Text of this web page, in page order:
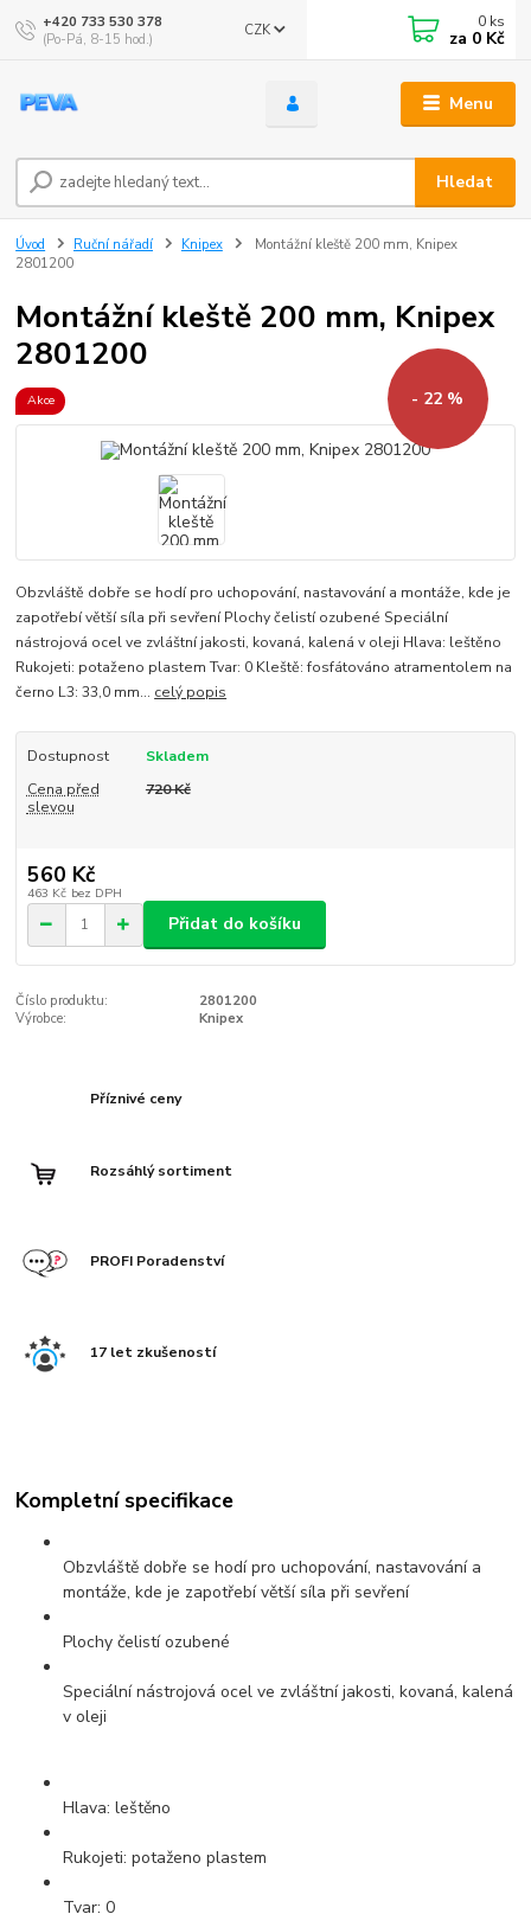
Menu
CZK
Hledat
+420 733 530 378
(Po-Pá, 8-15 hod.)
0 ks
za 0 Kč
Úvod Ruční nářadí Knipex
Montážní kleště 200 mm, Knipex
2801200
Montážní kleště 200 mm, Knipex
2801200
Akce - 22 %
Obzvláště dobře se hodí pro uchopování, nastavování a montáže, kde je
zapotřebí větší síla při sevření Plochy čelistí ozubené Speciální
nástrojová ocel ve zvláštní jakosti, kovaná, kalená v oleji Hlava: leštěno
Rukojeti: potaženo plastem Tvar: 0 Kleště: fosfátováno atramentolem na
černo L3: 33,0 mm... celý popis
Dostupnost
Skladem
Cena před
slevou
720 Kč
560 Kč
463 Kč bez DPH
Přidat do košíku
Číslo produktu:
2801200
Výrobce:
Knipex
Příznivé ceny
Rozsáhlý sortiment
PROFI Poradenství
17 let zkušeností
Kompletní specifikace
Obzvláště dobře se hodí pro uchopování, nastavování a
montáže, kde je zapotřebí větší síla při sevření
Plochy čelistí ozubené
Speciální nástrojová ocel ve zvláštní jakosti, kovaná, kalená
v oleji
Hlava: leštěno
Rukojeti: potaženo plastem
Tvar: 0